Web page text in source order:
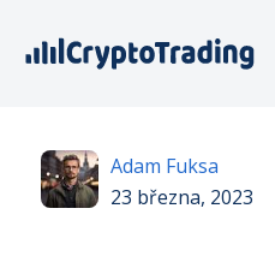
Adam Fuksa
23 března, 2023